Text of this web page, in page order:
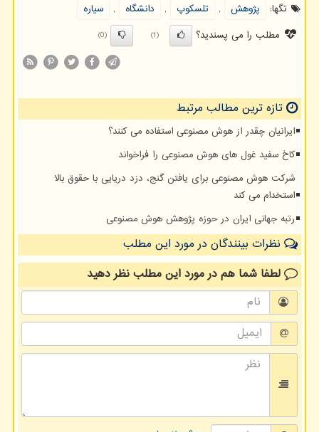
تگها:
پژوهش , تلسكوپ , دانشگاه ,
سیاره
مطلب را می پسندید؟
(1)
(0)
تازه ترین مطالب مرتبط
ایرانیان چقدر از هوش مصنوعی استفاده می کنند؟
کاخ سفید غول های هوش مصنوعی را فراخواند
شرکت هوش مصنوعی برای یافتن گنج، دزد دریایی با حقوق بالا
استخدام می کند
رتبه جهانی ایران در حوزه پژوهش هوش مصنوعی
نظرات بینندگان در مورد این مطلب
لطفا شما همدر مورد این مطلبنظر دهید